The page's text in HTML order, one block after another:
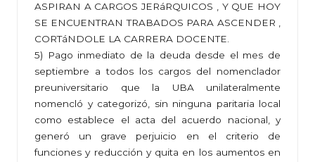
ASPIRAN A CARGOS JERáRQUICOS , Y QUE HOY
SE ENCUENTRAN TRABADOS PARA ASCENDER ,
CORTáNDOLE LA CARRERA DOCENTE.
5) Pago inmediato de la deuda desde el mes de
septiembre a todos los cargos del nomenclador
preuniversitario que la UBA unilateralmente
nomencló y categorizó, sin ninguna paritaria local
como establece el acta del acuerdo nacional, y
generó un grave perjuicio en el criterio de
funciones y reducción y quita en los aumentos en